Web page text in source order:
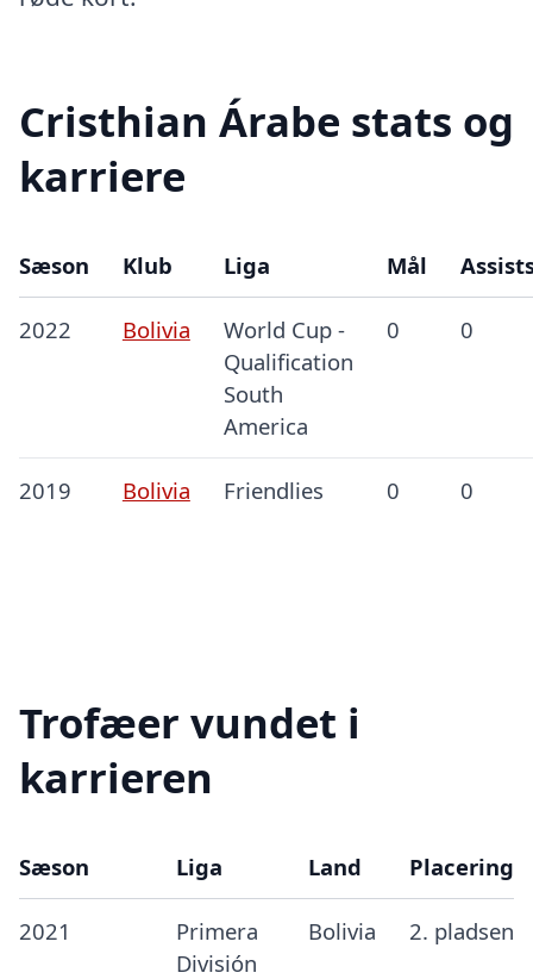
Cristhian Árabe stats og
karriere
Sæson Klub Liga Mål
2022 Bolivia
World Cup -
Qualification
South
America
0 0
2019 Bolivia Friendlies 0 0
Trofæer vundet i
karrieren
Sæson Liga Land Placering
2021
Primera
División
Bolivia 2. pladsen